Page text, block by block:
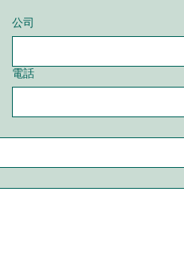
公司
電話